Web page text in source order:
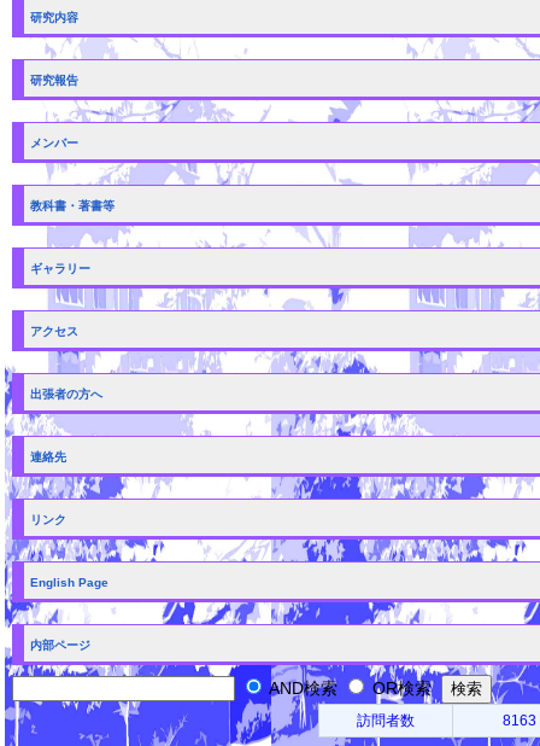
研究内容
研究報告
メンバー
教科書・著書等
ギャラリー
アクセス
出張者の方へ
連絡先
リンク
English Page
内部ページ
AND検索 OR検索
訪問者数 8163